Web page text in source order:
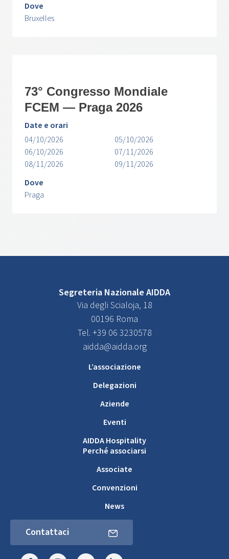
Dove
Bruxelles
73° Congresso Mondiale
FCEM — Praga 2026
Date e orari
04/10/2026
05/10/2026
06/10/2026
07/11/2026
08/11/2026
09/11/2026
Dove
Praga
Segreteria Nazionale AIDDA
Via degli Scialoja, 18
00196 Roma
Tel. +39 06 3230578
aidda@aidda.org
L’associazione
Delegazioni
Aziende
Eventi
AIDDA Hospitality
Perché associarsi
Associate
Convenzioni
News
Contattaci